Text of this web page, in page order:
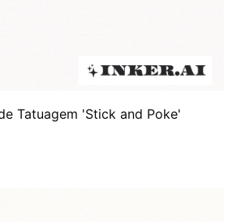
Tatuagem 'Stick and Poke'